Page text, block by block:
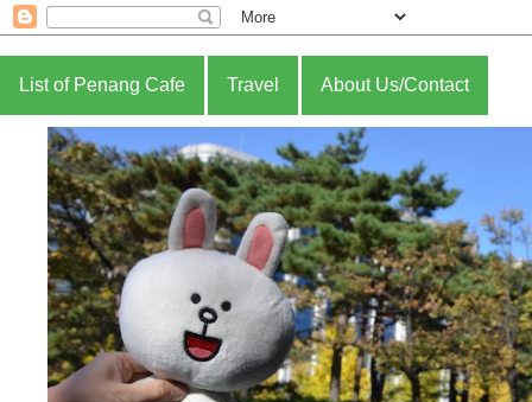
List of Penang Cafe Travel About Us/Contact